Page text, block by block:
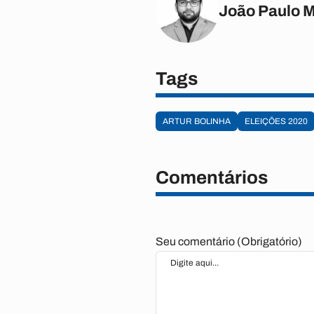
João Paulo
Tags
ARTUR BOLINHA ELEIÇÕES 2020
Comentários
Seu comentário (Obrigatório)